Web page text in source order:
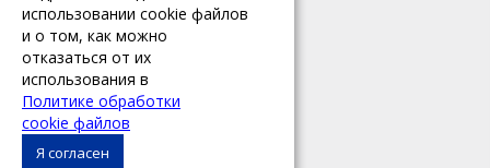
info@absolute32.ru
© 2017 ООО «Абсолют»
Все права защищены.
использовании cookie файлов
и о том, как можно
отказаться от их
использования в
Политике обработки
cookie файлов
Я согласен